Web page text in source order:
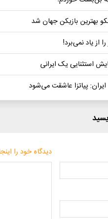
بهترین بازیکن جهان شد
از یاد نمی‌برد!
استثنایی یک ایرانی
ایران: پیاتزا عاشقت می‌شود
دیدگاه خود را